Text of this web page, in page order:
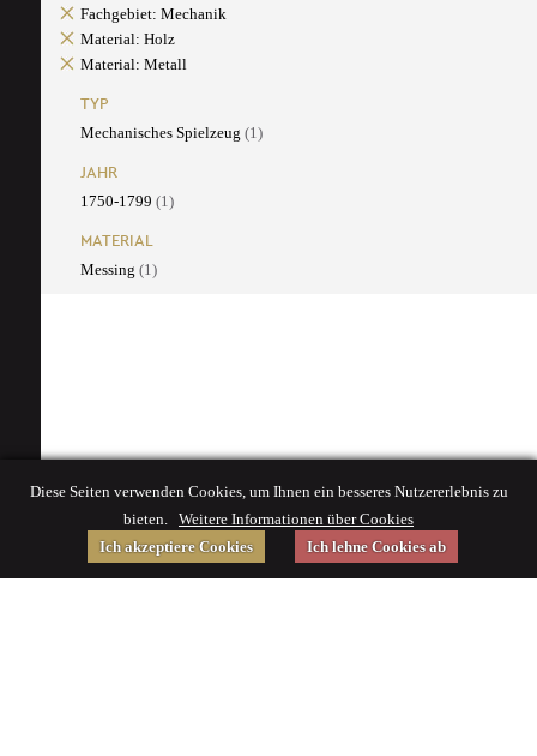
Fachgebiet: Mechanik
Material: Holz
Material: Metall
TYP
Mechanisches Spielzeug (1)
JAHR
1750-1799 (1)
MATERIAL
Messing (1)
Diese Seiten verwenden Cookies, um Ihnen ein besseres Nutzererlebnis zu
bieten. Weitere Informationen über Cookies
Ich akzeptiere Cookies
Ich lehne Cookies ab